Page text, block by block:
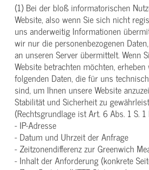
(1) Bei der bloß informatorischen
Website, also wenn Sie sich nicht
uns anderweitig Informationen
wir nur die personenbezogenen
an unseren Server übermittelt. Wenn
Website betrachten möchten,
folgenden Daten, die für uns
sind, um Ihnen unsere Website
Stabilität und Sicherheit zu
(Rechtsgrundlage ist Art. 6 Abs. 1 S. 1
- IP-Adresse
- Datum und Uhrzeit der Anfrage
- Zeitzonendifferenz zur Greenwich
- Inhalt der Anforderung (konkrete